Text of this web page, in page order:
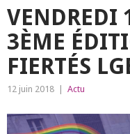
VENDREDI
3ÈME
FIERTÉS
12 juin 2018 Actu